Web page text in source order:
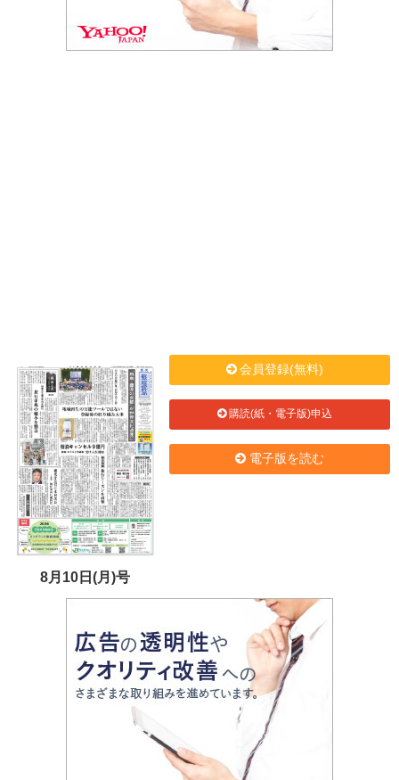
8月10日(月)号
会員登録(無料)
購読(紙・電子版)申込
電子版を読む